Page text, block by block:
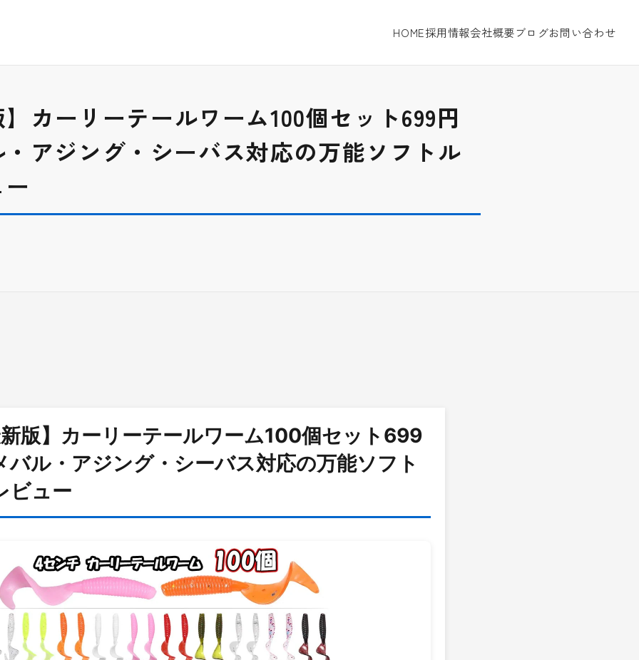
HOME採用情報会社概要ブログお問い合わせ
カーリーテールワーム100個セット699円
アジング・シーバス対応の万能ソフトル
版】カーリーテールワーム100個セット699
バル・アジング・シーバス対応の万能ソフト
ビュー